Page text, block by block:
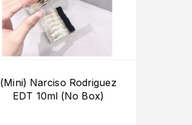
(Mini) Narciso Rodriguez
EDT 10ml (No Box)